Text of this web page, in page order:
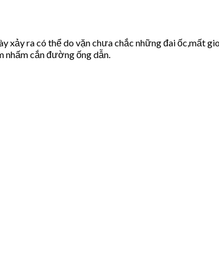
ra có thể do vặn chưa chắc những đai ốc,mất
nhấm cắn đường ống dẫn.